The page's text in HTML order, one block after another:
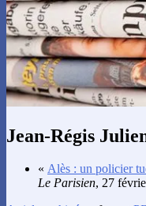
Jean-Régis
« Alès : un policier
Le Parisien, 27